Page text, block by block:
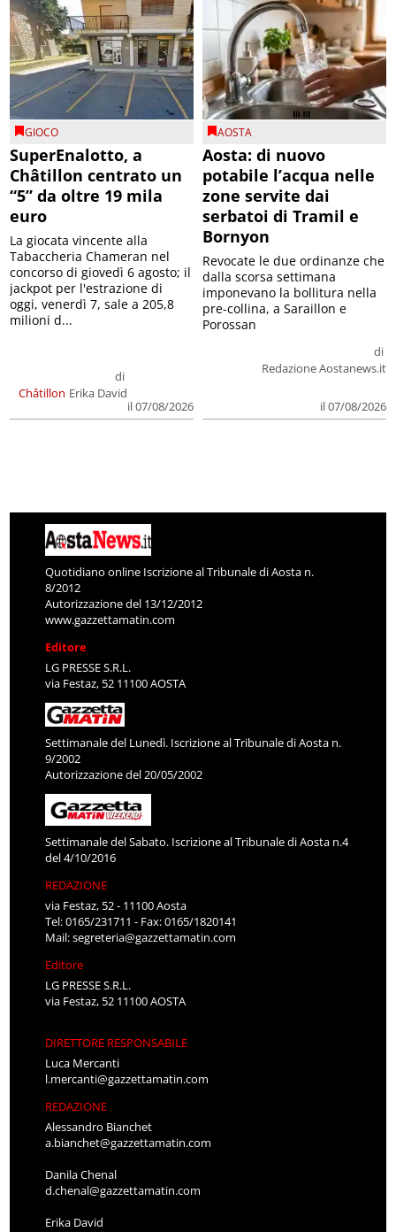
GIOCO
SuperEnalotto, a
Châtillon centrato un
“5” da oltre 19 mila
euro
Châtillon
di
Erika David
il 07/08/2026
La giocata vincente alla
Tabaccheria Chameran nel
concorso di giovedì 6 agosto; il
jackpot per l'estrazione di
oggi, venerdì 7, sale a 205,8
milioni d...
AOSTA
Aosta: di nuovo
potabile l’acqua nelle
zone servite dai
serbatoi di Tramil e
Bornyon
di
Redazione Aostanews.it
il 07/08/2026
Revocate le due ordinanze che
dalla scorsa settimana
imponevano la bollitura nella
pre-collina, a Saraillon e
Porossan
Quotidiano online Iscrizione al Tribunale di Aosta n.
8/2012
Autorizzazione del 13/12/2012
www.gazzettamatin.com
Editore
LG PRESSE S.R.L.
via Festaz, 52 11100 AOSTA
Settimanale del Lunedì. Iscrizione al Tribunale di Aosta n.
9/2002
Autorizzazione del 20/05/2002
Settimanale del Sabato. Iscrizione al Tribunale di Aosta n.4
del 4/10/2016
REDAZIONE
via Festaz, 52 - 11100 Aosta
Tel: 0165/231711 - Fax: 0165/1820141
Mail:segreteria@gazzettamatin.com
Editore
LG PRESSE S.R.L.
via Festaz, 52 11100 AOSTA
DIRETTORE RESPONSABILE
Luca Mercanti
l.mercanti@gazzettamatin.com
REDAZIONE
Alessandro Bianchet
a.bianchet@gazzettamatin.com
Danila Chenal
d.chenal@gazzettamatin.com
Erika David